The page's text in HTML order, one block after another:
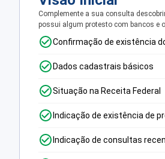
Complemente a sua consulta
possui algum protesto com bancos e
Confirmação de existência
Dados cadastrais básicos
Situação na Receita Federal
Indicação de existência de
Indicação de consultas